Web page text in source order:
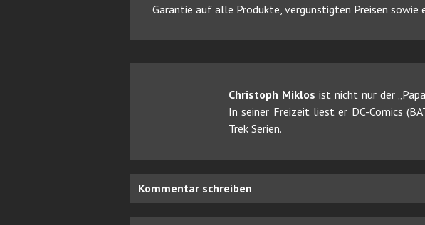
Garantie auf alle Produkte, vergünstigten Preisen sowie
Christoph Miklos ist nicht nur der
In seiner Freizeit liest er DC-Comics
Trek Serien.
Kommentar schreiben